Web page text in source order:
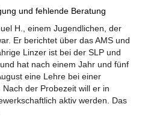
und fehlende Beratung
H., einem Jugendlichen, der
Er berichtet über das AMS und
Linzer ist bei der SLP und
hat nach einem Jahr und fünf
eine Lehre bei einer
der Probezeit will er in
aktiv werden. Das